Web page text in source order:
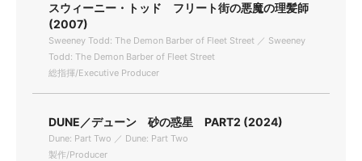
スウィーニー・トッド フリート街の悪魔の理髪師
(2007)
Sweeney Todd: The Demon Barber of Fleet Street ／ Sweeney
Todd: The Demon Barber of Fleet Street
総指揮/Executive Producer
DUNE／デューン 砂の惑星 PART2 (2024)
Dune: Part Two ／ Dune: Part Two
製作/Producer